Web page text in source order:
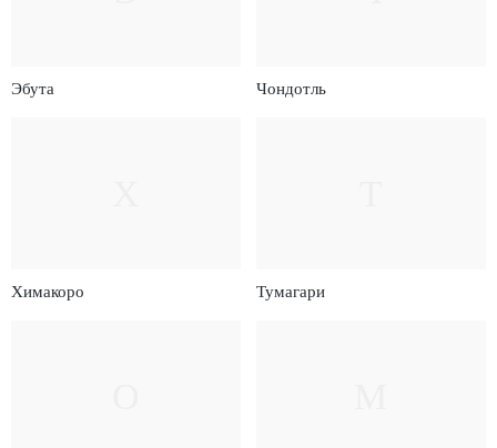
Эбута Чондотль
Химакоро Тумагари